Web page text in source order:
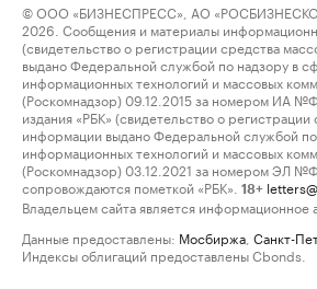
© ООО «БИЗНЕСПРЕСС», АО
2026. Сообщения и материалы
(свидетельство о регистрации средства
выдано Федеральной службой по надзору в
информационных технологий и массовых
(Роскомнадзор) 09.12.2015 за номером ИА
издания «РБК» (свидетельство о
информации выдано Федеральной службой
информационных технологий и массовых
(Роскомнадзор) 03.12.2021 за номером ЭЛ
сопровождаются пометкой «РБК».
18+
Владельцем сайта является информационное
Данные предоставлены: Мосбиржа Санкт-
Индексы облигаций предоставлены Cbonds.